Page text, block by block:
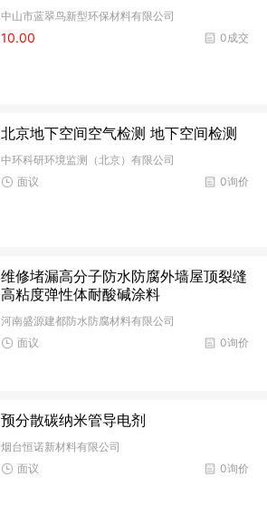
中山市蓝翠鸟新型环保材料有限公司
0成交
10.00
北京地下空间空气检测 地下空间检测
中环科研环境监测（北京）有限公司
0询价
面议
维修堵漏高分子防水防腐外墙屋顶裂缝
高粘度弹性体耐酸碱涂料
河南盛源建都防水防腐材料有限公司
0询价
面议
预分散碳纳米管导电剂
烟台恒诺新材料有限公司
0询价
面议